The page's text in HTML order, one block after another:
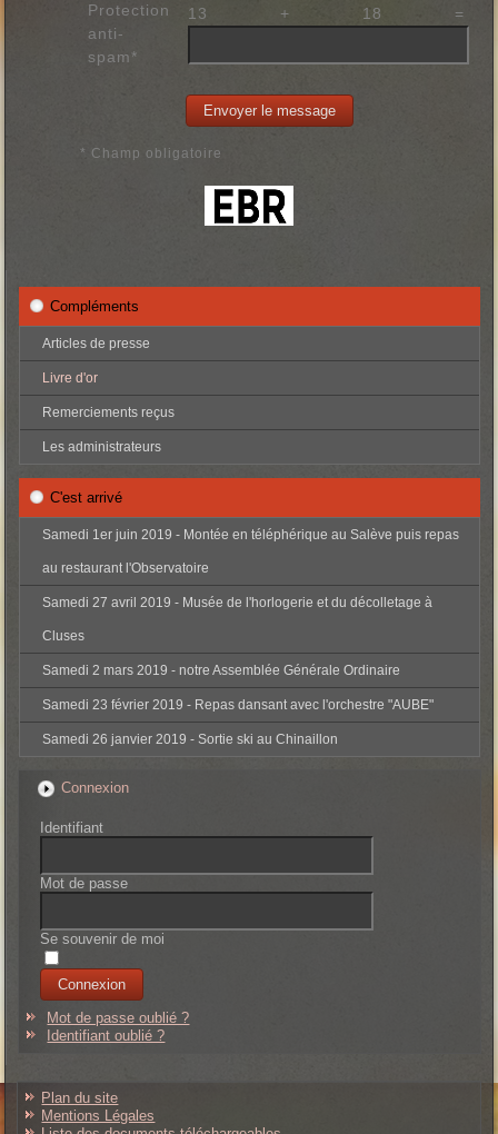
Protection
anti-
spam*
13 + 18 =
* Champ obligatoire
Compléments
Articles de presse
Livre d'or
Remerciements reçus
Les administrateurs
C'est arrivé
Samedi 1er juin 2019 - Montée en téléphérique au Salève puis repas
au restaurant l'Observatoire
Samedi 27 avril 2019 - Musée de l'horlogerie et du décolletage à
Cluses
Samedi 2 mars 2019 - notre Assemblée Générale Ordinaire
Samedi 23 février 2019 - Repas dansant avec l'orchestre "AUBE"
Samedi 26 janvier 2019 - Sortie ski au Chinaillon
Connexion
Identifiant
Mot de passe
Se souvenir de moi
Mot de passe oublié ?
Identifiant oublié ?
Plan du site
Mentions Légales